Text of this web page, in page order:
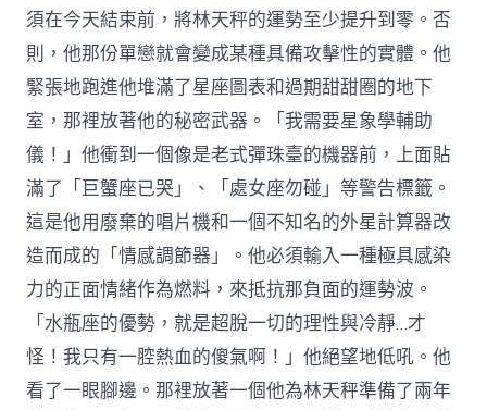
須在今天結束前，將林天秤的運勢至少提升到零。否
則，他那份單戀就會變成某種具備攻擊性的實體。他
緊張地跑進他堆滿了星座圖表和過期甜甜圈的地下
室，那裡放著他的秘密武器。「我需要星象學輔助
儀！」他衝到一個像是老式彈珠臺的機器前，上面貼
滿了「巨蟹座已哭」、「處女座勿碰」等警告標籤。
這是他用廢棄的唱片機和一個不知名的外星計算器改
造而成的「情感調節器」。他必須輸入一種極具感染
力的正面情緒作為燃料，來抵抗那負面的運勢波。
「水瓶座的優勢，就是超脫一切的理性與冷靜…才
怪！我只有一腔熱血的傻氣啊！」他絕望地低吼。他
看了一眼腳邊。那裡放著一個他為林天秤準備了兩年